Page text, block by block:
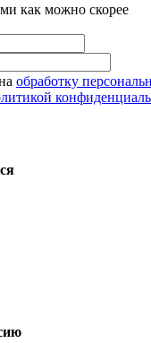
как можно скорее
обработку